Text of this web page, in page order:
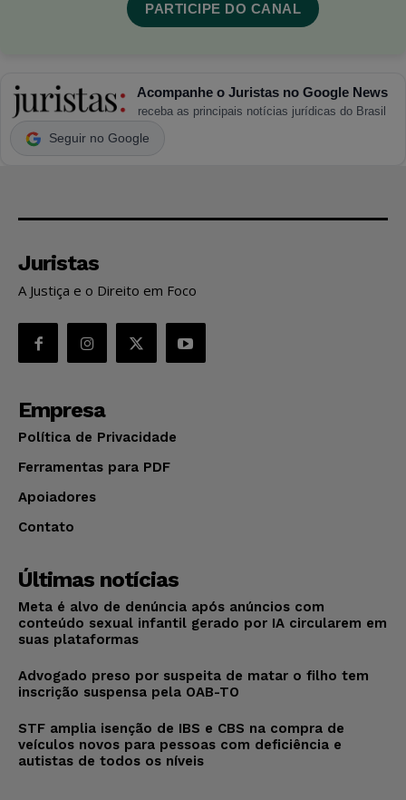
PARTICIPE DO CANAL
Acompanhe o Juristas no Google News
receba as principais notícias jurídicas do Brasil
Seguir no Google
Juristas
A Justiça e o Direito em Foco
Empresa
Política de Privacidade
Ferramentas para PDF
Apoiadores
Contato
Últimas notícias
Meta é alvo de denúncia após anúncios com
conteúdo sexual infantil gerado por IA circularem em
suas plataformas
Advogado preso por suspeita de matar o filho tem
inscrição suspensa pela OAB-TO
STF amplia isenção de IBS e CBS na compra de
veículos novos para pessoas com deficiência e
autistas de todos os níveis